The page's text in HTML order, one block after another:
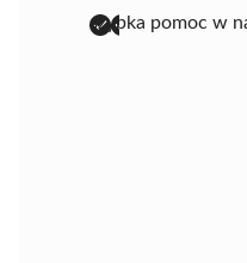
szybka pomoc w